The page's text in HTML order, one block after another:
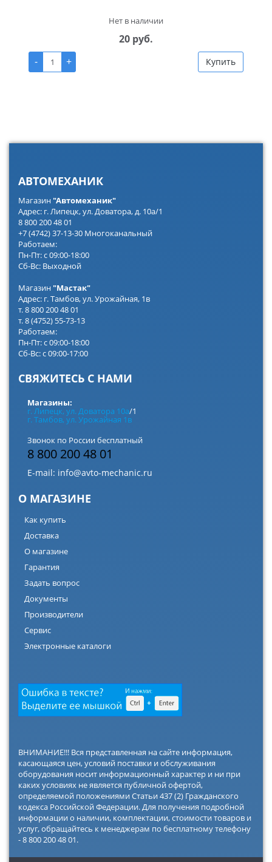
Нет в наличии
20 руб.
-
+ Купить
АВТОМЕХАНИК
Магазин"Автомеханик"
Адрес: г. Липецк, ул. Доватора, д. 10а/1
8 800 200 48 01
+7 (4742) 37-13-30 Многоканальный
Работаем:
Пн-Пт: с 09:00-18:00
Сб-Вс: Выходной
Магазин"Мастак"
Адрес: г. Тамбов, ул. Урожайная, 1в
т. 8 800 200 48 01
т. 8 (4752) 55-73-13
Работаем:
Пн-Пт: с 09:00-18:00
Сб-Вс: с 09:00-17:00
СВЯЖИТЕСЬ С НАМИ
Магазины:
г. Липецк, ул. Доватора 10а/1
г. Тамбов, ул. Урожайная 1в
Звонок по России бесплатный
8 800 200 48 01
E-mail: info@avto-mechanic.ru
О МАГАЗИНЕ
Как купить
Доставка
О магазине
Гарантия
Задать вопрос
Документы
Производители
Сервис
Электронные каталоги
ВНИМАНИЕ!!! Вся представленная на сайте информация,
касающаяся цен, условий поставки и обслуживания
оборудования носит информационный характер и ни при
каких условиях не является публичной офертой,
определяемой положениями Статьи 437 (2) Гражданского
кодекса Российской Федерации. Для получения подробной
информации о наличии, комплектации, стоимости товаров и
услуг, обращайтесь к менеджерам по бесплатному телефону
- 8 800 200 48 01.